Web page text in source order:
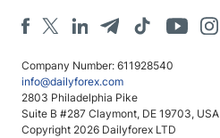
Company Number: 611928540
info@dailyforex.com
2803 Philadelphia Pike
Suite B #287 Claymont, DE 19703, USA
Copyright 2026 Dailyforex LTD